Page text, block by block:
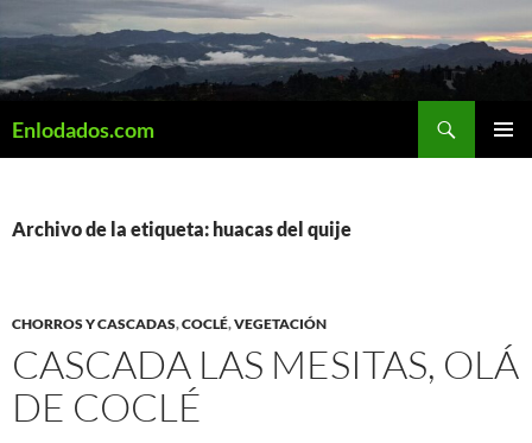
al
contenido
Enlodados.com
Archivo de la etiqueta: huacas del quije
CHORROS Y CASCADAS,COCLÉ,VEGETACIÓN
CASCADA LAS MESITAS, OLÁ
DE COCLÉ